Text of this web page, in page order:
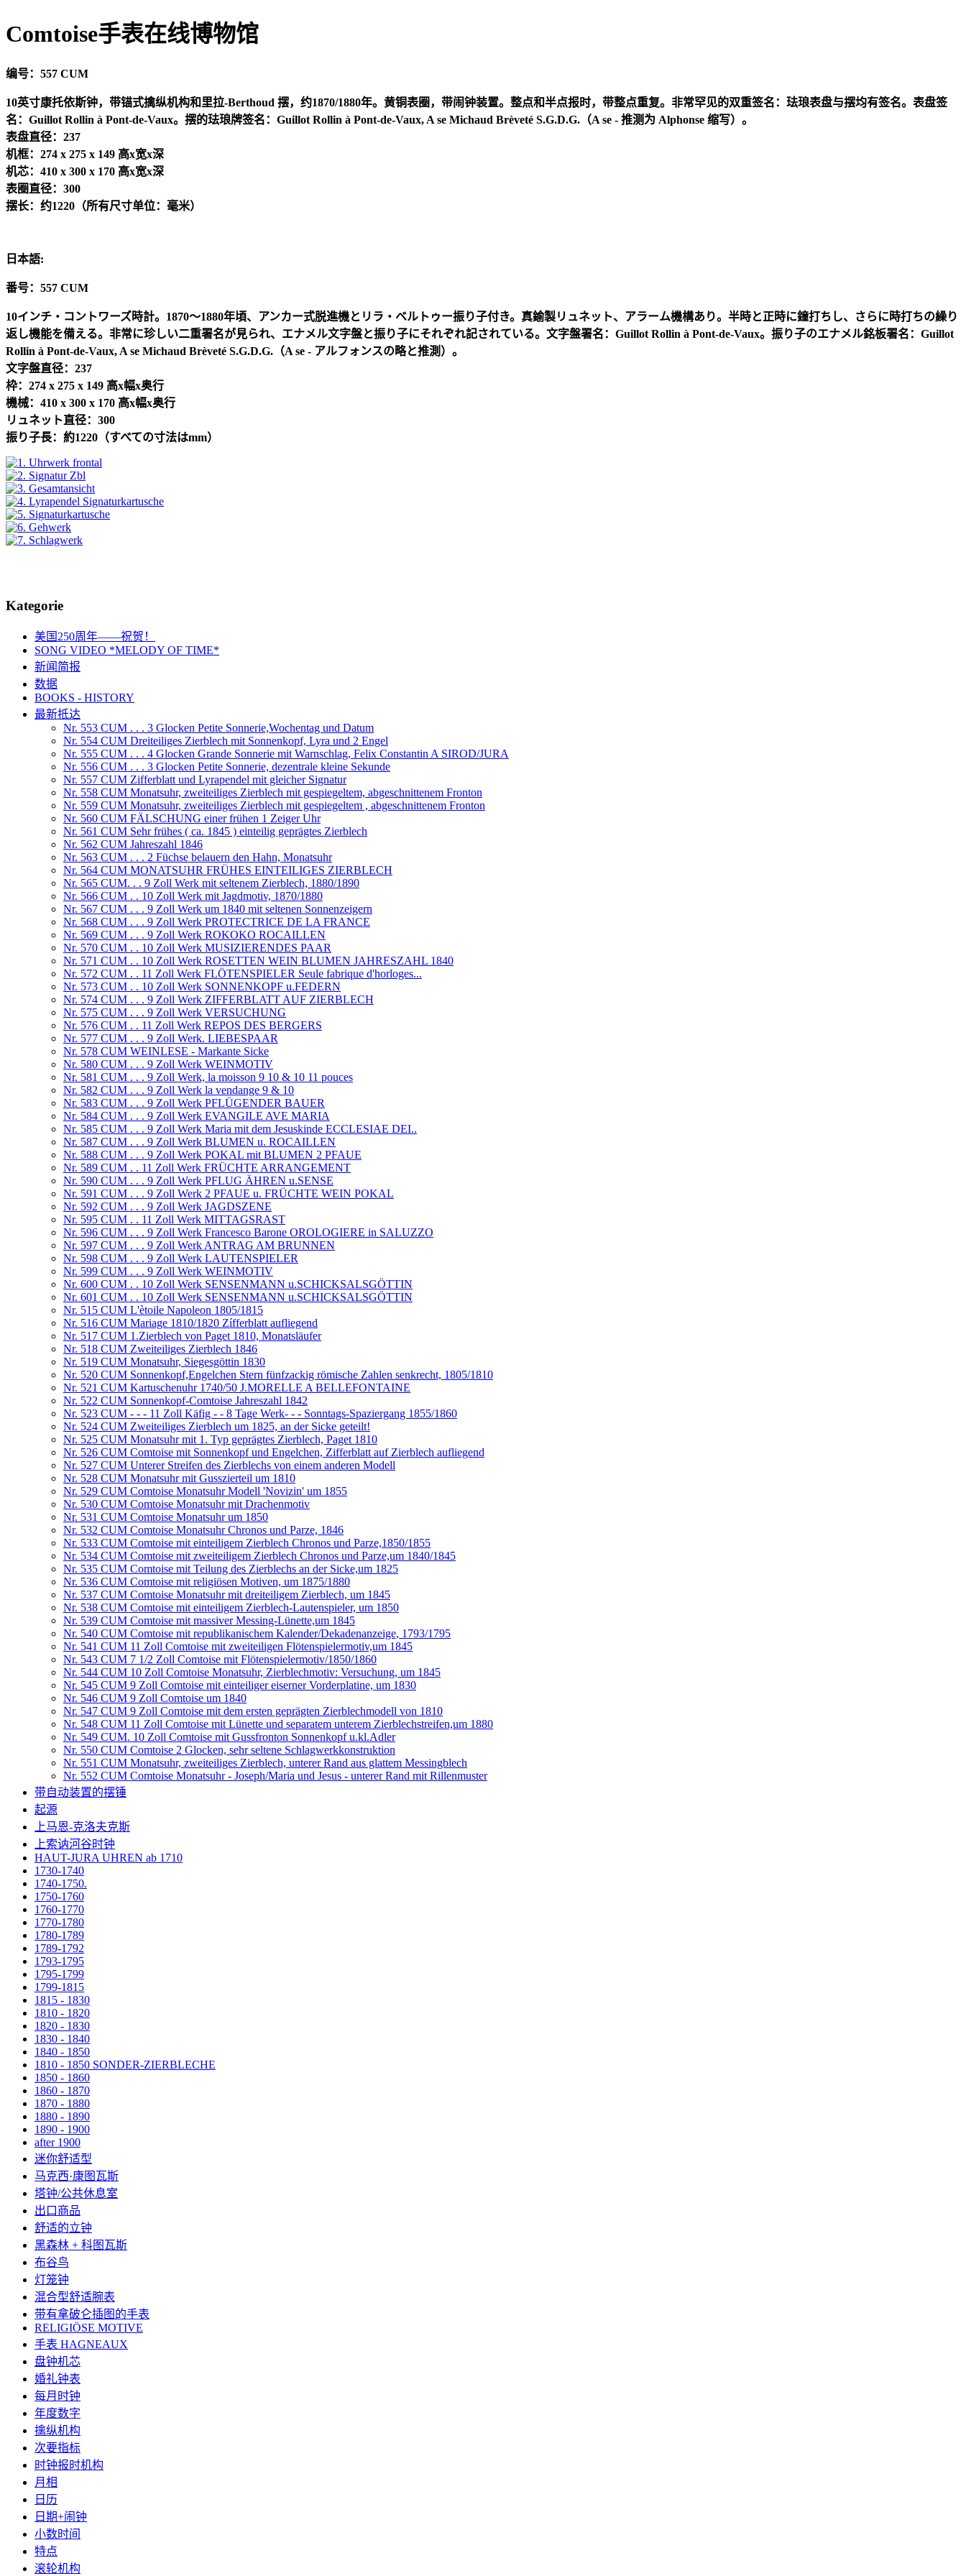
Comtoise手表在线博物馆
编号： 557 CUM
10英寸康托依斯钟，带锚式擒纵机构和里拉-Berthoud 摆，约1870/1880年。黄铜表圈，带闹钟装置。整点和半点报时，带整点重复。非常罕见的双重签名：珐琅表盘与摆均有签名。表盘签
名： Guillot Rollin à Pont-de-Vaux。摆的珐琅牌签名： Guillot Rollin à Pont-de-Vaux, A se Michaud Brèveté S.G.D.G. （A se - 推测为 Alphonse 缩写）。
表盘直径： 237
机框： 274 x 275 x 149 高x宽x深
机芯： 410 x 300 x 170 高x宽x深
表圈直径： 300
摆长：约1220 （所有尺寸单位：毫米）
日本語:
番号： 557 CUM
10インチ ・コントワーズ時計。 1870～1880年頃、アンカー式脱進機とリラ ・ベルトゥー振り子付き。真鍮製リュネット、アラーム機構あり。半時と正時に鐘打ちし、さらに時打ちの繰り
返し機能を備える。非常に珍しい二重署名が見られ、エナメル文字盤と振り子にそれぞれ記されている。文字盤署名： Guillot Rollin à Pont-de-Vaux。振り子のエナメル銘板署名： Guillot
Rollin à Pont-de-Vaux, A se Michaud Brèveté S.G.D.G. （A se - アルフォンスの略と推測）。
文字盤直径： 237
枠： 274 x 275 x 149 高x幅x奥行
機械： 410 x 300 x 170 高x幅x奥行
リュネット直径： 300
振り子長：約1220 （すべての寸法はmm）
Kategorie
美国250周年——祝贺！
SONG VIDEO *MELODY OF TIME*
新闻简报
数据
BOOKS - HISTORY
最新抵达
Nr. 553 CUM . . . 3 Glocken Petite Sonnerie,Wochentag und Datum
Nr. 554 CUM Dreiteiliges Zierblech mit Sonnenkopf, Lyra und 2 Engel
Nr. 555 CUM . . . 4 Glocken Grande Sonnerie mit Warnschlag, Felix Constantin A SIROD/JURA
Nr. 556 CUM . . . 3 Glocken Petite Sonnerie, dezentrale kleine Sekunde
Nr. 557 CUM Zifferblatt und Lyrapendel mit gleicher Signatur
Nr. 558 CUM Monatsuhr, zweiteiliges Zierblech mit gespiegeltem, abgeschnittenem Fronton
Nr. 559 CUM Monatsuhr, zweiteiliges Zierblech mit gespiegeltem , abgeschnittenem Fronton
Nr. 560 CUM FÄLSCHUNG einer frühen 1 Zeiger Uhr
Nr. 561 CUM Sehr frühes ( ca. 1845 ) einteilig geprägtes Zierblech
Nr. 562 CUM Jahreszahl 1846
Nr. 563 CUM . . . 2 Füchse belauern den Hahn, Monatsuhr
Nr. 564 CUM MONATSUHR FRÜHES EINTEILIGES ZIERBLECH
Nr. 565 CUM. . . 9 Zoll Werk mit seltenem Zierblech, 1880/1890
Nr. 566 CUM . . 10 Zoll Werk mit Jagdmotiv, 1870/1880
Nr. 567 CUM . . . 9 Zoll Werk um 1840 mit seltenen Sonnenzeigern
Nr. 568 CUM . . . 9 Zoll Werk PROTECTRICE DE LA FRANCE
Nr. 569 CUM . . . 9 Zoll Werk ROKOKO ROCAILLEN
Nr. 570 CUM . . 10 Zoll Werk MUSIZIERENDES PAAR
Nr. 571 CUM . . 10 Zoll Werk ROSETTEN WEIN BLUMEN JAHRESZAHL 1840
Nr. 572 CUM . . 11 Zoll Werk FLÖTENSPIELER Seule fabrique d'horloges...
Nr. 573 CUM . . 10 Zoll Werk SONNENKOPF u.FEDERN
Nr. 574 CUM . . . 9 Zoll Werk ZIFFERBLATT AUF ZIERBLECH
Nr. 575 CUM . . . 9 Zoll Werk VERSUCHUNG
Nr. 576 CUM . . 11 Zoll Werk REPOS DES BERGERS
Nr. 577 CUM . . . 9 Zoll Werk. LIEBESPAAR
Nr. 578 CUM WEINLESE - Markante Sicke
Nr. 580 CUM . . . 9 Zoll Werk WEINMOTIV
Nr. 581 CUM . . . 9 Zoll Werk, la moisson 9 10 & 10 11 pouces
Nr. 582 CUM . . . 9 Zoll Werk la vendange 9 & 10
Nr. 583 CUM . . . 9 Zoll Werk PFLÜGENDER BAUER
Nr. 584 CUM . . . 9 Zoll Werk EVANGILE AVE MARIA
Nr. 585 CUM . . . 9 Zoll Werk Maria mit dem Jesuskinde ECCLESIAE DEI..
Nr. 587 CUM . . . 9 Zoll Werk BLUMEN u. ROCAILLEN
Nr. 588 CUM . . . 9 Zoll Werk POKAL mit BLUMEN 2 PFAUE
Nr. 589 CUM . . 11 Zoll Werk FRÜCHTE ARRANGEMENT
Nr. 590 CUM . . . 9 Zoll Werk PFLUG ÄHREN u.SENSE
Nr. 591 CUM . . . 9 Zoll Werk 2 PFAUE u. FRÜCHTE WEIN POKAL
Nr. 592 CUM . . . 9 Zoll Werk JAGDSZENE
Nr. 595 CUM . . 11 Zoll Werk MITTAGSRAST
Nr. 596 CUM . . . 9 Zoll Werk Francesco Barone OROLOGIERE in SALUZZO
Nr. 597 CUM . . . 9 Zoll Werk ANTRAG AM BRUNNEN
Nr. 598 CUM . . . 9 Zoll Werk LAUTENSPIELER
Nr. 599 CUM . . . 9 Zoll Werk WEINMOTIV
Nr. 600 CUM . . 10 Zoll Werk SENSENMANN u.SCHICKSALSGÖTTIN
Nr. 601 CUM . . 10 Zoll Werk SENSENMANN u.SCHICKSALSGÖTTIN
Nr. 515 CUM L'ètoile Napoleon 1805/1815
Nr. 516 CUM Mariage 1810/1820 Zífferblatt aufliegend
Nr. 517 CUM 1.Zierblech von Paget 1810, Monatsläufer
Nr. 518 CUM Zweiteiliges Zierblech 1846
Nr. 519 CUM Monatsuhr, Siegesgöttin 1830
Nr. 520 CUM Sonnenkopf,Engelchen Stern fünfzackig römische Zahlen senkrecht, 1805/1810
Nr. 521 CUM Kartuschenuhr 1740/50 J.MORELLE A BELLEFONTAINE
Nr. 522 CUM Sonnenkopf-Comtoise Jahreszahl 1842
Nr. 523 CUM - - - 11 Zoll Käfig - - 8 Tage Werk- - - Sonntags-Spaziergang 1855/1860
Nr. 524 CUM Zweiteiliges Zierblech um 1825, an der Sicke geteilt!
Nr. 525 CUM Monatsuhr mit 1. Typ geprägtes Zierblech, Paget 1810
Nr. 526 CUM Comtoise mit Sonnenkopf und Engelchen, Zifferblatt auf Zierblech aufliegend
Nr. 527 CUM Unterer Streifen des Zierblechs von einem anderen Modell
Nr. 528 CUM Monatsuhr mit Gusszierteil um 1810
Nr. 529 CUM Comtoise Monatsuhr Modell 'Novizin' um 1855
Nr. 530 CUM Comtoise Monatsuhr mit Drachenmotiv
Nr. 531 CUM Comtoise Monatsuhr um 1850
Nr. 532 CUM Comtoise Monatsuhr Chronos und Parze, 1846
Nr. 533 CUM Comtoise mit einteiligem Zierblech Chronos und Parze,1850/1855
Nr. 534 CUM Comtoise mit zweiteiligem Zierblech Chronos und Parze,um 1840/1845
Nr. 535 CUM Comtoise mit Teilung des Zierblechs an der Sicke,um 1825
Nr. 536 CUM Comtoise mit religiösen Motiven, um 1875/1880
Nr. 537 CUM Comtoise Monatsuhr mit dreiteiligem Zierblech, um 1845
Nr. 538 CUM Comtoise mit einteiligem Zierblech-Lautenspieler, um 1850
Nr. 539 CUM Comtoise mit massiver Messing-Lünette,um 1845
Nr. 540 CUM Comtoise mit republikanischem Kalender/Dekadenanzeige, 1793/1795
Nr. 541 CUM 11 Zoll Comtoise mit zweiteiligen Flötenspielermotiv,um 1845
Nr. 543 CUM 7 1/2 Zoll Comtoise mit Flötenspielermotiv/1850/1860
Nr. 544 CUM 10 Zoll Comtoise Monatsuhr, Zierblechmotiv: Versuchung, um 1845
Nr. 545 CUM 9 Zoll Comtoise mit einteiliger eiserner Vorderplatine, um 1830
Nr. 546 CUM 9 Zoll Comtoise um 1840
Nr. 547 CUM 9 Zoll Comtoise mit dem ersten geprägten Zierblechmodell von 1810
Nr. 548 CUM 11 Zoll Comtoise mit Lünette und separatem unterem Zierblechstreifen,um 1880
Nr. 549 CUM. 10 Zoll Comtoise mit Gussfronton Sonnenkopf u.kl.Adler
Nr. 550 CUM Comtoise 2 Glocken, sehr seltene Schlagwerkkonstruktion
Nr. 551 CUM Monatsuhr, zweiteiliges Zierblech, unterer Rand aus glattem Messingblech
Nr. 552 CUM Comtoise Monatsuhr - Joseph/Maria und Jesus - unterer Rand mit Rillenmuster
带自动装置的摆锤
起源
上马恩-克洛夫克斯
上索讷河谷时钟
HAUT-JURA UHREN ab 1710
1730-1740
1740-1750.
1750-1760
1760-1770
1770-1780
1780-1789
1789-1792
1793-1795
1795-1799
1799-1815
1815 - 1830
1810 - 1820
1820 - 1830
1830 - 1840
1840 - 1850
1810 - 1850 SONDER-ZIERBLECHE
1850 - 1860
1860 - 1870
1870 - 1880
1880 - 1890
1890 - 1900
after 1900
迷你舒适型
马克西·康图瓦斯
塔钟/公共休息室
出口商品
舒适的立钟
黑森林 + 科图瓦斯
布谷鸟
灯笼钟
混合型舒适腕表
带有拿破仑插图的手表
RELIGIÖSE MOTIVE
手表 HAGNEAUX
盘钟机芯
婚礼钟表
每月时钟
年度数字
擒纵机构
次要指标
时钟报时机构
月相
日历
日期+闹钟
小数时间
特点
滚轮机构